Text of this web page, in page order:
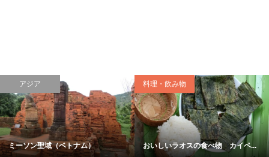
アジア
ミーソン聖域（ベトナム）
料理・飲み物
おいしいラオスの食べ物 カイペ...